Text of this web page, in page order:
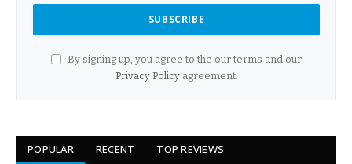
By signing up, you agree to the our terms and our
Privacy Policyagreement.
POPULAR RECENT TOP REVIEWS